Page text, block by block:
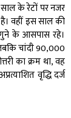
के रेटों पर नजर
वहीं इस साल की
के आसपास रहे।
चांदी 90,000
का क्रम था, वह
वृद्धि दर्ज